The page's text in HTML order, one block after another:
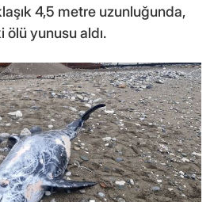
4,5 metre uzunluğunda,
ölü yunusu aldı.